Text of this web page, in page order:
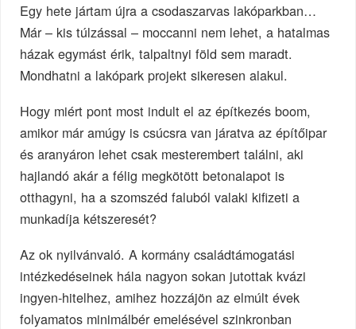
Egy hete jártam újra a csodaszarvas lakóparkban…
Már – kis túlzással – moccanni nem lehet, a hatalmas
házak egymást érik, talpaltnyi föld sem maradt.
Mondhatni a lakópark projekt sikeresen alakul.
Hogy miért pont most indult el az építkezés boom,
amikor már amúgy is csúcsra van járatva az építőipar
és aranyáron lehet csak mesterembert találni, aki
hajlandó akár a félig megkötött betonalapot is
otthagyni, ha a szomszéd faluból valaki kifizeti a
munkadíja kétszeresét?
Az ok nyilvánvaló. A kormány családtámogatási
intézkedéseinek hála nagyon sokan jutottak kvázi
ingyen-hitelhez, amihez hozzájön az elmúlt évek
folyamatos minimálbér emelésével szinkronban